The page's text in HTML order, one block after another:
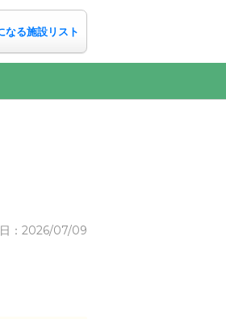
なる施設リスト
：2026/07/09